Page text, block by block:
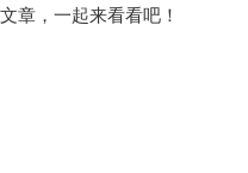
章，一起来看看吧！